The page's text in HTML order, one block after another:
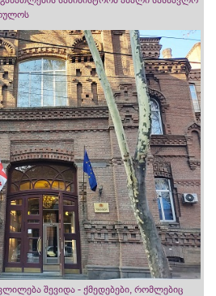
შევიდა - ქმედებები, რომლებიც